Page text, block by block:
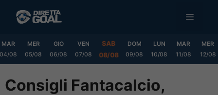
MENU
MAR
04/08
MER
05/08
GIO
06/08
VEN
07/08
SAB
08/08
DOM
09/08
LUN
10/08
MAR
11/08
MER
12/08
Consigli Fantacalcio,